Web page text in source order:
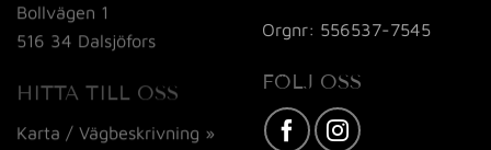
Bollvägen 1
516 34 Dalsjöfors
HITTA TILL OSS
Karta / Vägbeskrivning »
Orgnr: 556537-7545
FÖLJ OSS